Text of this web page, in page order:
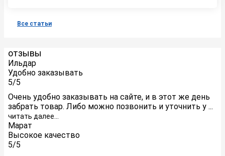
Все статьи
отзывы
Ильдар
Удобно заказывать
5/5
Очень удобно заказывать на сайте, и в этот же день
забрать товар. Либо можно позвонить и уточнить у ...
читать далее...
Марат
Высокое качество
5/5